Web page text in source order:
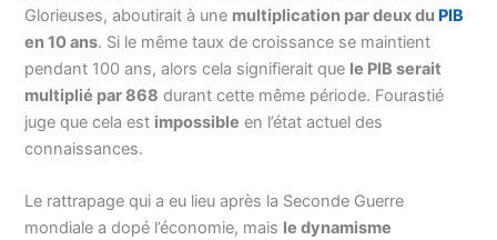
Glorieuses, aboutirait à une multiplication par deux du PIB
en 10 ans. Si le même taux de croissance se maintient
pendant 100 ans, alors cela signifierait que le PIB serait
multiplié par 868 durant cette même période. Fourastié
juge que cela est impossible en l’état actuel des
connaissances.
Le rattrapage qui a eu lieu après la Seconde Guerre
mondiale a dopé l’économie, mais le dynamisme